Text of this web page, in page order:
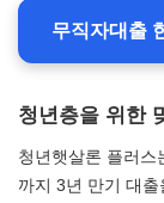
무직자대출
청년층을 위한
청년햇살론 플러스
까지 3년 만기 대